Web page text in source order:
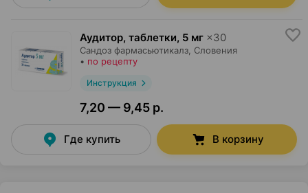
Аудитор, таблетки, 5 мг ×30
Сандоз фармасьютикалз , Словения
• по рецепту
Инструкция
7,20 — 9,45 р.
Где купить В корзину